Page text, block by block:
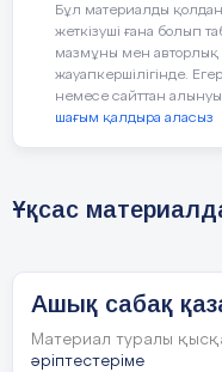
Бұл материалды
жеткізуші ғана болып
мазмұны мен авторлық
жауапкершілігінде.
немесе сайттан алынуы
шағым қалдыра аласыз
Ұқсас
Ашық сабақ
Материал туралы
әріптестеріме